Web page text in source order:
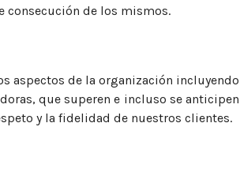
consecución de los mismos.
aspectos de la organización incluyendo
que superen e incluso se anticipen
y la fidelidad de nuestros clientes.